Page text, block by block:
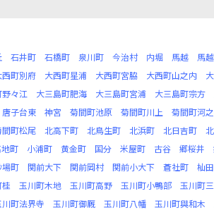
石井町 石橋町 泉川町 今治村 内堀 馬越 馬
西町別府 大西町星浦 大西町宮脇 大西町山之内
々江 大三島町肥海 大三島町宮浦 大三島町宗方
唐子台東 神宮 菊間町池原 菊間町川上 菊間町河
間町松尾 北高下町 北鳥生町 北浜町 北日吉町
町 小浦町 黄金町 国分 米屋町 古谷 郷桜井
場町 関前大下 関前岡村 関前小大下 蒼社町 杣田
玉川町木地 玉川町高野 玉川町小鴨部 玉川町
川町法界寺 玉川町御厩 玉川町八幡 玉川町與和木